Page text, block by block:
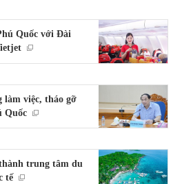
Quốc với Đài
việc, tháo gỡ
Quốc
trung tâm du
tế